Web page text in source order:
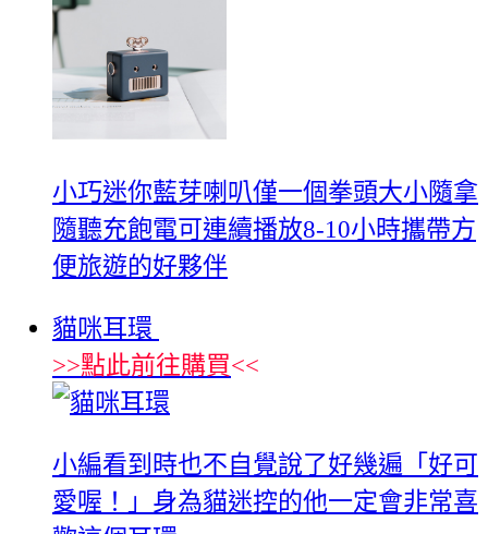
小巧迷你藍芽喇叭僅一個拳頭大小隨拿
隨聽充飽電可連續播放8-10小時攜帶方
便旅遊的好夥伴
貓咪耳環
>>點此前往購買<<
‪小編看到時也不自覺說了好幾遍「好可
愛喔！」身為貓迷控的他一定會非常喜